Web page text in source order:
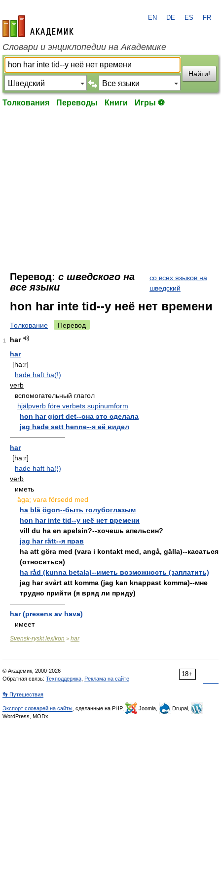
academic.ru
EN DE ES FR
Словари и энциклопедии на Академике
Найти!
Толкования Переводы Книги Игры ⚽
Перевод: с шведского на
все языки
со всех языков на
шведский
hon har inte tid--у неё нет времени
Толкование Перевод
1
har
har
[ha:r]
hade haft ha(!)
verb
вспомогательный глагол
hjälpverb före verbets supinumform
hon har gjort det--она это сделала
jag hade sett henne--я её видел
————————
har
[ha:r]
hade haft ha(!)
verb
иметь
äga; vara försedd med
ha blå ögon--быть голубоглазым
hon har inte tid--у неё нет времени
vill du ha en apelsin?--хочешь апельсин?
jag har rätt--я прав
ha att göra med (vara i kontakt med, angå, gälla)--касаться
(относиться)
ha råd (kunna betala)--иметь возможность (заплатить)
jag har svårt att komma (jag kan knappast komma)--мне
трудно прийти (я вряд ли приду)
————————
har (presens av hava)
имеет
Svensk-ryskt lexikon > har
18+
© Академик, 2000-2026
Обратная связь: Техподдержка Реклама на сайте
👣 Путешествия
Экспорт словарей на сайты , сделанные на PHP, Joomla,
Drupal,
WordPress, MODx.